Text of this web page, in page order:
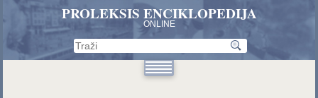
PROLEKSIS ENCIKLOPEDIJA
ONLINE